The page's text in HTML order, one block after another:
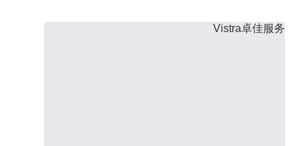
Vistra卓佳服务